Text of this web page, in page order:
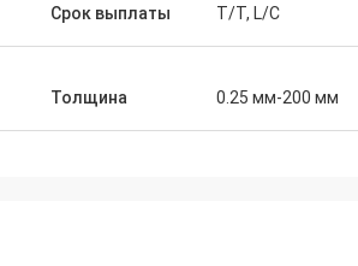
Срок выплаты T/T, L/C
Толщина 0.25 мм-200 мм